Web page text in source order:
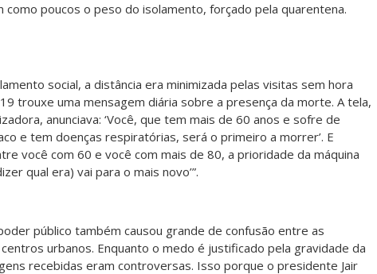
como poucos o peso do isolamento, forçado pela quarentena.
social, a distância era minimizada pelas visitas sem hora
trouxe uma mensagem diária sobre a presença da morte. A tela,
anunciava: ‘Você, que tem mais de 60 anos e sofre de
e tem doenças respiratórias, será o primeiro a morrer’. E
você com 60 e você com mais de 80, a prioridade da máquina
qual era) vai para o mais novo’”.
público também causou grande de confusão entre as
urbanos. Enquanto o medo é justificado pela gravidade da
recebidas eram controversas. Isso porque o presidente Jair